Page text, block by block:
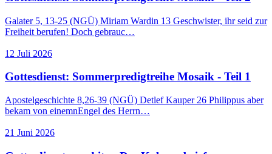
Galater 5, 13-25 (NGÜ) Miriam Wardin 13 Geschwister, ihr seid zur
Freiheit berufen! Doch gebrauc…
12 Juli 2026
Gottesdienst: Sommerpredigtreihe Mosaik - Teil 1
Apostelgeschichte 8,26-39 (NGÜ) Detlef Kauper 26 Philippus aber
bekam von einemnEngel des Herrn…
21 Juni 2026